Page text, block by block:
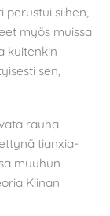
siihen,
myös muissa
kuitenkin
sen,
rauha
tianxia-
muuhun
Kiinan